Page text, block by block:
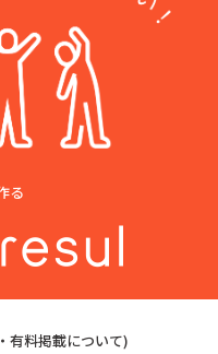
る
有料掲載について)